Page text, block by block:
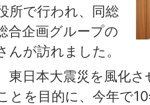
所で行われ、同総
合企画グループの
んが訪れました。
東日本大震災を風化
とを目的に、今年で